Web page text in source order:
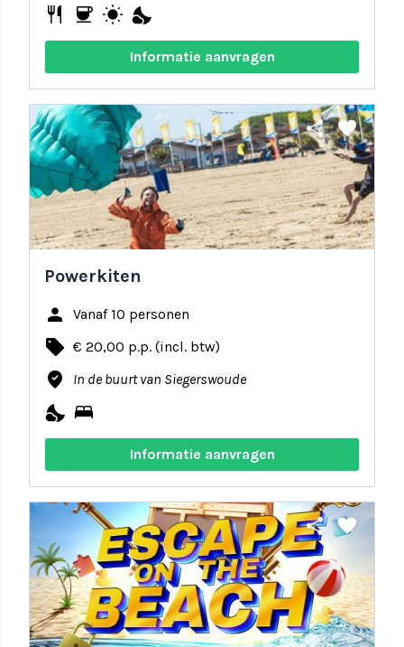
restaurant coffee wb_sunny nights_stay
Informatie aanvragen
share favorite
Powerkiten
person Vanaf 10 personen
local_offer € 20,00 p.p. (incl. btw)
where_to_vote In de buurt van Siegerswoude
nights_stay bed
Informatie aanvragen
share favorite